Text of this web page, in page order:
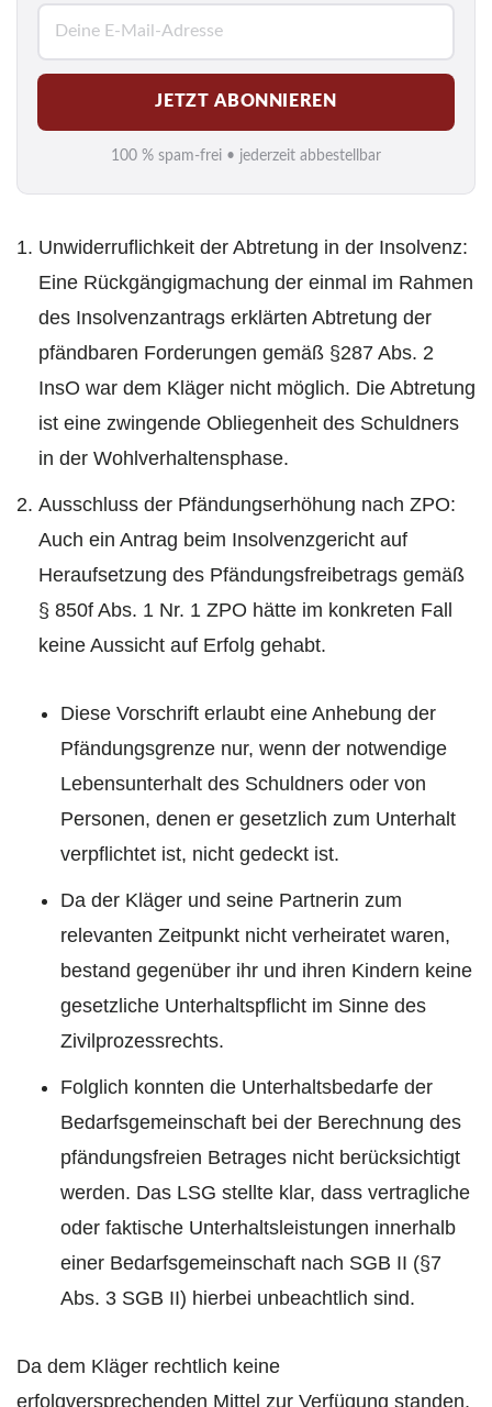
M
a
i
l
*
JETZT ABONNIEREN
100 % spam-frei • jederzeit abbestellbar
Unwiderruflichkeit der Abtretung in der Insolvenz:
Eine Rückgängigmachung der einmal im Rahmen
des Insolvenzantrags erklärten Abtretung der
pfändbaren Forderungen gemäß §287 Abs. 2
InsO war dem Kläger nicht möglich. Die Abtretung
ist eine zwingende Obliegenheit des Schuldners
in der Wohlverhaltensphase.
Ausschluss der Pfändungserhöhung nach ZPO:
Auch ein Antrag beim Insolvenzgericht auf
Heraufsetzung des Pfändungsfreibetrags gemäß
§ 850f Abs. 1 Nr. 1 ZPO hätte im konkreten Fall
keine Aussicht auf Erfolg gehabt.
Diese Vorschrift erlaubt eine Anhebung der
Pfändungsgrenze nur, wenn der notwendige
Lebensunterhalt des Schuldners oder von
Personen, denen er gesetzlich zum Unterhalt
verpflichtet ist, nicht gedeckt ist.
Da der Kläger und seine Partnerin zum
relevanten Zeitpunkt nicht verheiratet waren,
bestand gegenüber ihr und ihren Kindern keine
gesetzliche Unterhaltspflicht im Sinne des
Zivilprozessrechts.
Folglich konnten die Unterhaltsbedarfe der
Bedarfsgemeinschaft bei der Berechnung des
pfändungsfreien Betrages nicht berücksichtigt
werden. Das LSG stellte klar, dass vertragliche
oder faktische Unterhaltsleistungen innerhalb
einer Bedarfsgemeinschaft nach SGB II (§7
Abs. 3 SGB II) hierbei unbeachtlich sind.
Da dem Kläger rechtlich keine
erfolgversprechenden Mittel zur Verfügung standen,